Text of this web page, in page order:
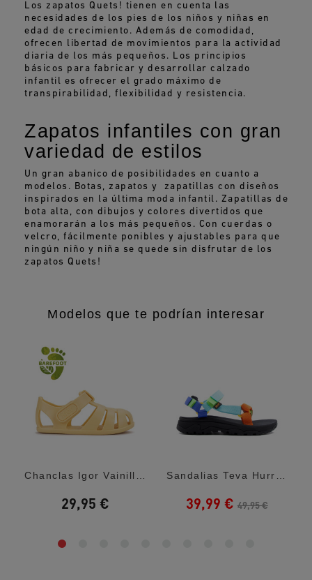
Los zapatos Quets! tienen en cuenta las
necesidades de los pies de los niños y niñas en
edad de crecimiento. Además de comodidad,
ofrecen libertad de movimientos para la actividad
diaria de los más pequeños. Los principios
básicos para fabricar y desarrollar calzado
infantil es ofrecer el grado máximo de
transpirabilidad, flexibilidad y resistencia.
Zapatos infantiles con gran
variedad de estilos
Un gran abanico de posibilidades en cuanto a
modelos. Botas, zapatos y zapatillas con diseños
inspirados en la última moda infantil. Zapatillas de
bota alta, con dibujos y colores divertidos que
enamorarán a los más pequeños. Con cuerdas o
velcro, fácilmente ponibles y ajustables para que
ningún niño y niña se quede sin disfrutar de los
zapatos Quets!
Modelos que te podrían interesar
Chanclas Igor Vainilla Nemo Solid Barefoot
29,95 €
Sandalias Teva Hurricane Xlt Neon Multi
39,99 € 49,95 €